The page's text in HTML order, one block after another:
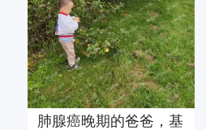
肺腺癌晚期的爸爸，基